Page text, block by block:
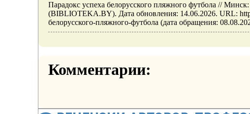
Парадокс успеха белорусского пляжного футбола //
(BIBLIOTEKA.BY). Дата обновления: 14.06.2026. URL:
белорусского-пляжного-футбола (дата обращения:
Комментарии: